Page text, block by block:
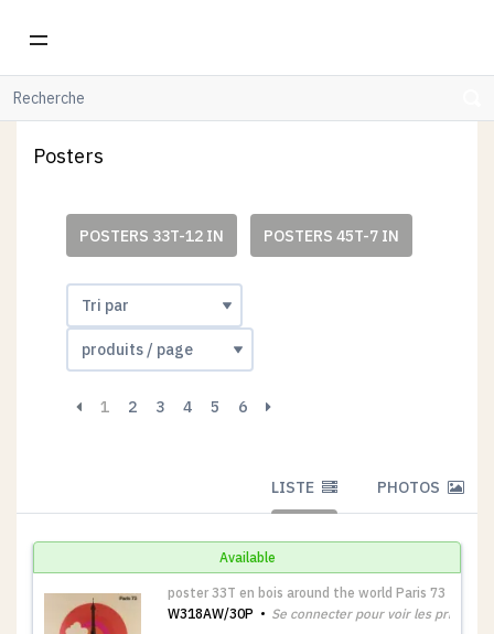
Posters
POSTERS 33T-12 IN POSTERS 45T-7 IN
1 2 3 4 5 6
LISTE PHOTOS
Available
poster 33T en bois around the world Paris 73
W318AW/30P
Se connecter pour voir les prix